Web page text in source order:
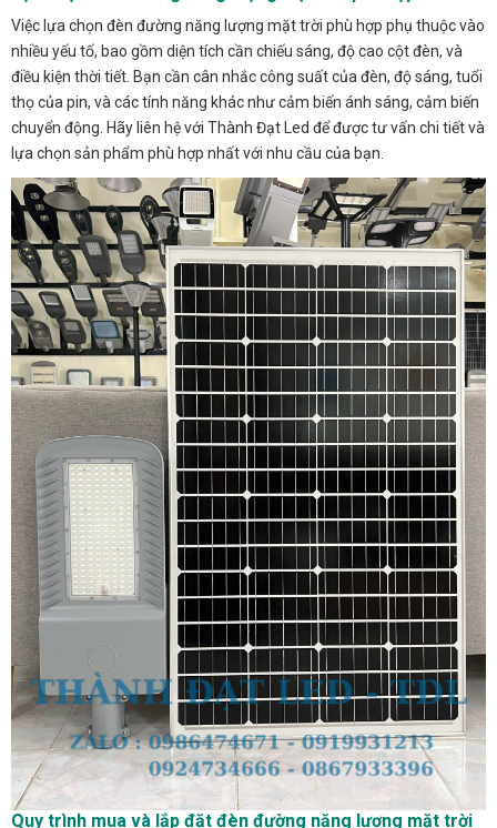
Việc lựa chọn đèn đường năng lượng mặt trời phù hợp phụ thuộc vào
nhiều yếu tố, bao gồm diện tích cần chiếu sáng, độ cao cột đèn, và
điều kiện thời tiết. Bạn cần cân nhắc công suất của đèn, độ sáng, tuổi
thọ của pin, và các tính năng khác như cảm biến ánh sáng, cảm biến
chuyển động. Hãy liên hệ với Thành Đạt Led để được tư vấn chi tiết và
lựa chọn sản phẩm phù hợp nhất với nhu cầu của bạn.
Quy trình mua và lắp đặt đèn đường năng lượng mặt trời